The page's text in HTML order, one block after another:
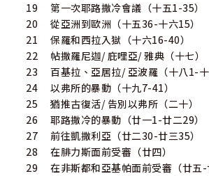
19 第一次耶路撒冷會議（十五1-35）
20 從亞洲到歐洲（十五36-十六15）
21 保羅和西拉入獄（十六16-40）
22 帖撒羅尼迦/ 庇哩亞/ 雅典（十七）
23 百基拉、亞居拉/ 亞波羅（十八1-十
24 以弗所的暴動（十九7-41）
25 猶推古復活/ 告別以弗所（二十）
26 耶路撒冷的暴動（廿一1-廿二29）
27 前往凱撒利亞（廿二30-廿三35）
28 在腓力斯面前受審（廿四）
29 在非斯都和亞基帕面前受審（廿五-